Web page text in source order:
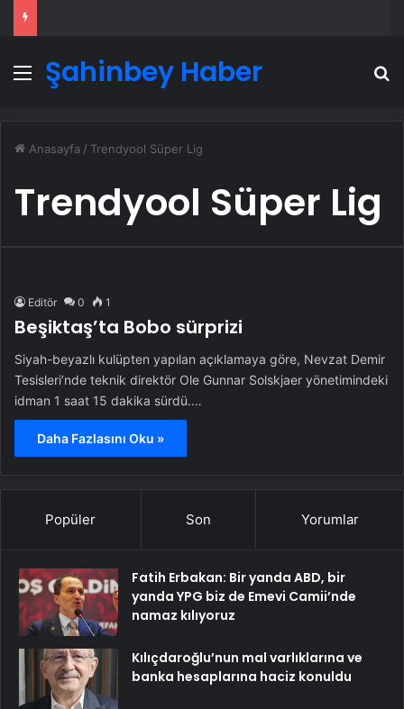
Menü
Şahinbey Haber
Anasayfa / Trendyool Süper Lig
Trendyool Süper Lig
Editör 0 1
Beşiktaş’ta Bobo sürprizi
Siyah-beyazlı kulüpten yapılan açıklamaya göre, Nevzat Demir
Tesisleri’nde teknik direktör Ole Gunnar Solskjaer yönetimindeki
idman 1 saat 15 dakika sürdü.…
Daha Fazlasını Oku »
Popüler Son Yorumlar
Fatih Erbakan: Bir yanda ABD, bir
yanda YPG biz de Emevi Camii’nde
namaz kılıyoruz
Kılıçdaroğlu’nun mal varlıklarına ve
banka hesaplarına haciz konuldu